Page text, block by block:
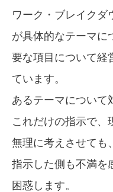
ワーク・ブレイクダ
が具体的なテーマに
要な項目について経
ています。
あるテーマについて
これだけの指示で、
無理に考えさせても
指示した側も不満を
困惑します。